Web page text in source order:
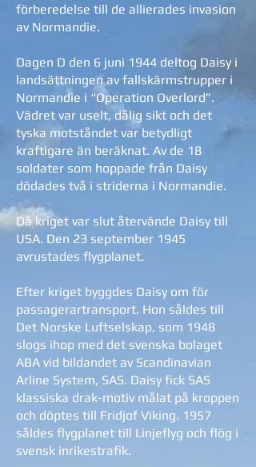
förberedelse till de allierades invasion
av Normandie.
Dagen D den 6 juni 1944 deltog Daisy i
landsättningen av fallskärmstrupper i
Normandie i “Operation Overlord”.
Vädret var uselt, dålig sikt och det
tyska motståndet var betydligt
kraftigare än beräknat. Av de 18
soldater som hoppade från Daisy
dödades två i striderna i Normandie.
Då kriget var slut återvände Daisy till
USA. Den 23 september 1945
avrustades flygplanet.
Efter kriget byggdes Daisy om för
passagerartransport. Hon såldes till
Det Norske Luftselskap, som 1948
slogs ihop med det svenska bolaget
ABA vid bildandet av Scandinavian
Arline System, SAS. Daisy fick SAS
klassiska drak-motiv målat på kroppen
och döptes till Fridjof Viking. 1957
såldes flygplanet till Linjeflyg och flög i
svensk inrikestrafik.